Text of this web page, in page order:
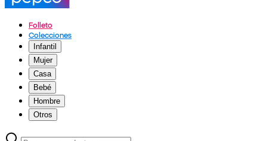
Folleto
Colecciones
Infantil
Mujer
Casa
Bebé
Hombre
Otros